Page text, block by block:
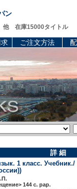
ン
他 在庫15000タイトル
ご注文方法
詳 細
1 класс.
144 c. pap.